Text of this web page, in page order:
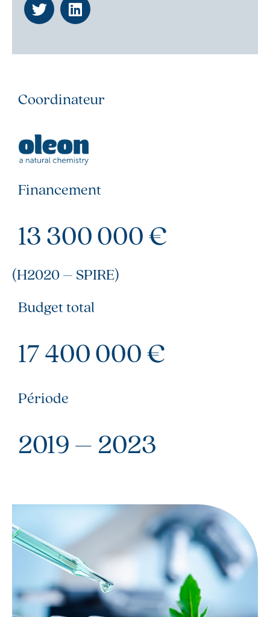
Coordinateur
Financement
13 300 000 €
(H2020 – SPIRE)
Budget total
17 400 000 €
Période
2019 – 2023